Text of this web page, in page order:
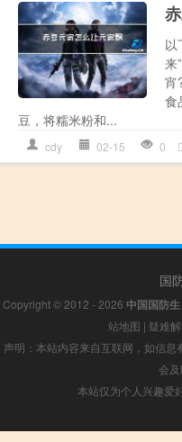
以
来
宵
食
豆，将糯米粉和...
cdy 02-15 0
国
Copyright © 2012 - 2026 中国国防生
站地图 | 疑难
声明：本站内容来自互联网，如信
会
本站仅为个人兴趣爱